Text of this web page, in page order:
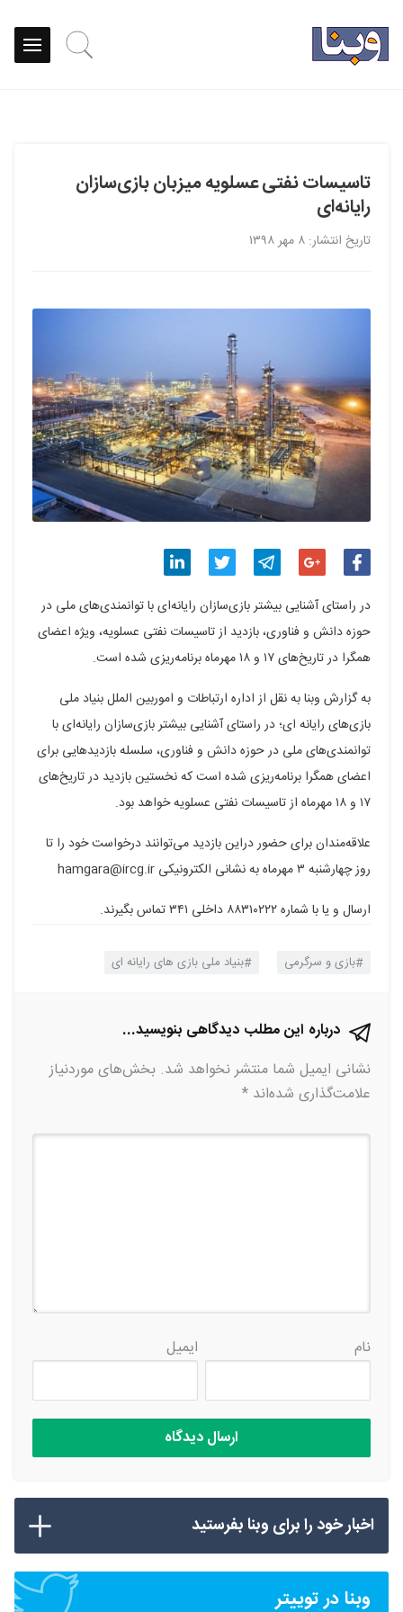
تاسیسات نفتی عسلویه میزبان بازی‌سازان
رایانه‌ای
تاریخ انتشار: ۸ مهر ۱۳۹۸
گذاری
در
فیسبوک
گذاری
در
گوگل
پلاس
گذاری
در
تلگرام
گذاری
در
توییتر
گذاری
در
لینکدین
در راستای آشنایی بیشتر بازی‌سازان رایانه‌ای با توانمندی‌های ملی در
حوزه دانش و فناوری، بازدید از تاسیسات نفتی عسلویه، ویژه اعضای
همگرا در تاریخ‌های ۱۷ و ۱۸ مهرماه برنامه‌ریزی شده است.
به گزارش وبنا به نقل از اداره ارتباطات و اموربین الملل بنیاد ملی
بازی‌های رایانه ای؛ در راستای آشنایی بیشتر بازی‌سازان رایانه‌ای با
توانمندی‌های ملی در حوزه دانش و فناوری، سلسله بازدید‌هایی برای
اعضای همگرا برنامه‌ریزی شده است که نخستین بازدید در تاریخ‌های
۱۷ و ۱۸ مهرماه از تاسیسات نفتی عسلویه خواهد بود.
علاقه‌مندان برای حضور دراین بازدید می‌توانند درخواست خود را تا
روز چهارشنبه ۳ مهرماه به نشانی الکترونیکی hamgara@ircg.ir
ارسال و یا با شماره ۸۸۳۱۰۲۲۲ داخلی ۳۴۱ تماس بگیرند.
بازی و سرگرمی بنیاد ملی بازی های رایانه ای
درباره این مطلب دیدگاهی بنویسید...
نشانی ایمیل شما منتشر نخواهد شد. بخش‌های موردنیاز
علامت‌گذاری شده‌اند *
نام ایمیل
اخبار خود را برای وبنا بفرستید
وبنا در توییتر